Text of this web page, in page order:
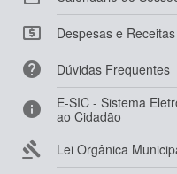
 Despesas e Receitas
 Dúvidas Frequentes

E-SIC - Sistema
ao Cidadão
 Lei Orgânica